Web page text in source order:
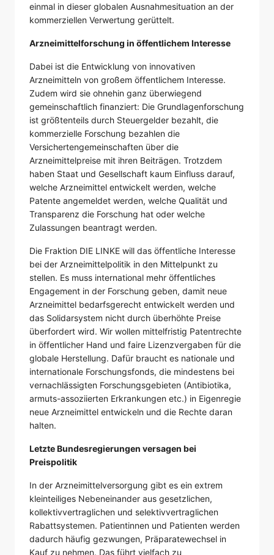
einmal in dieser globalen Ausnahmesituation an der
kommerziellen Verwertung gerüttelt.
Arzneimittelforschung in öffentlichem Interesse
Dabei ist die Entwicklung von innovativen
Arzneimitteln von großem öffentlichem Interesse.
Zudem wird sie ohnehin ganz überwiegend
gemeinschaftlich finanziert: Die Grundlagenforschung
ist größtenteils durch Steuergelder bezahlt, die
kommerzielle Forschung bezahlen die
Versichertengemeinschaften über die
Arzneimittelpreise mit ihren Beiträgen. Trotzdem
haben Staat und Gesellschaft kaum Einfluss darauf,
welche Arzneimittel entwickelt werden, welche
Patente angemeldet werden, welche Qualität und
Transparenz die Forschung hat oder welche
Zulassungen beantragt werden.
Die Fraktion DIE LINKE will das öffentliche Interesse
bei der Arzneimittelpolitik in den Mittelpunkt zu
stellen. Es muss international mehr öffentliches
Engagement in der Forschung geben, damit neue
Arzneimittel bedarfsgerecht entwickelt werden und
das Solidarsystem nicht durch überhöhte Preise
überfordert wird. Wir wollen mittelfristig Patentrechte
in öffentlicher Hand und faire Lizenzvergaben für die
globale Herstellung. Dafür braucht es nationale und
internationale Forschungsfonds, die mindestens bei
vernachlässigten Forschungsgebieten (Antibiotika,
armuts-assoziierten Erkrankungen etc.) in Eigenregie
neue Arzneimittel entwickeln und die Rechte daran
halten.
Letzte Bundesregierungen versagen bei
Preispolitik
In der Arzneimittelversorgung gibt es ein extrem
kleinteiliges Nebeneinander aus gesetzlichen,
kollektivvertraglichen und selektivvertraglichen
Rabattsystemen. Patientinnen und Patienten werden
dadurch häufig gezwungen, Präparatewechsel in
Kauf zu nehmen. Das führt vielfach zu